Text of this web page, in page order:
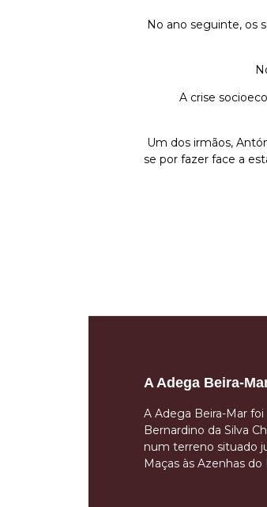
No ano seguinte, os
A crise
Um dos irmãos,
se por fazer face a
A Adega Beira-
A Adega Beira-Mar
Bernardino da Silva
num terreno situado
Maças às Azenhas do